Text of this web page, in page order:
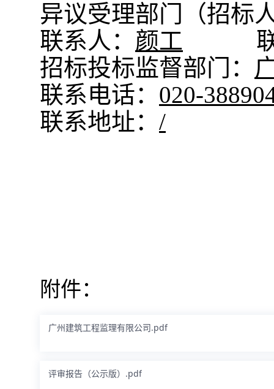
异议受理部门（招标
联系人： 颜工
招标投标监督部门：
联系电话： 020-
联系地址： /
附件：
广州建筑工程监理有限公司.pdf
评审报告（公示版）.pdf